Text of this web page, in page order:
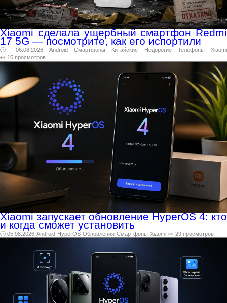
Xiaomi сделала ущербный смартфон Redmi
17 5G — посмотрите, как его испортили
🕑 06.08.2026 Android Смартфоны Китайские Недорогие Телефоны
Xiaomi
👀 16 просмотров
Xiaomi запускает обновление HyperOS 4: кто
и когда сможет установить
🕑 05.08.2026 Android HyperOS Обновления Смартфоны Xiaomi 👀 29 просмотров